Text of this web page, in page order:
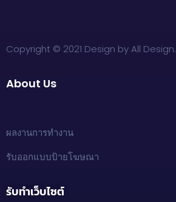
Copyright © 2021 Design by All Design.
About Us
ผลงานการทำงาน
รับออกแบบป้ายโฆษณา
รับทำเว็บไซต์